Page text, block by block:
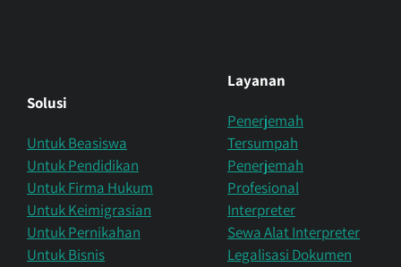
Solusi
Untuk Beasiswa
Untuk Pendidikan
Untuk Firma Hukum
Untuk Keimigrasian
Untuk Pernikahan
Untuk Bisnis
Layanan
Penerjemah
Tersumpah
Penerjemah
Profesional
Interpreter
Sewa Alat Interpreter
Legalisasi Dokumen